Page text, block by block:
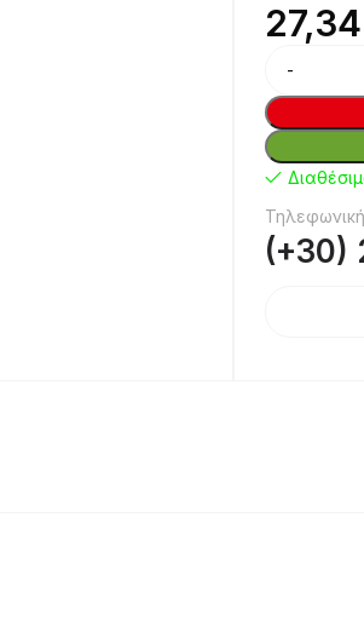
27,34
(+30)